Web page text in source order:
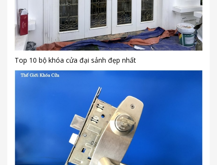
Top 10 bộ khóa cửa đại sảnh đẹp nhất